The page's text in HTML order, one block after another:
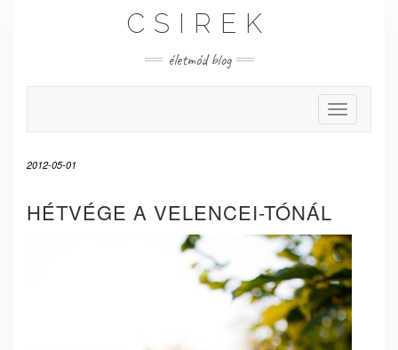
CSIREK
életmód blog
Toggle
2012-05-01
HÉTVÉGE A VELENCEI-TÓNÁL